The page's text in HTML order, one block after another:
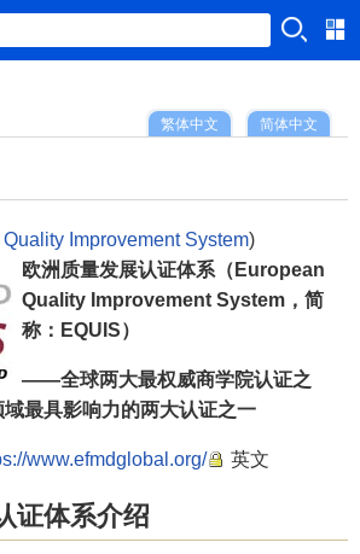
简体中文
繁体中文
Improvement System)
欧洲质量发展认证体系（European
Quality Improvement System，简
称：EQUIS）
——全球两大最权威商学院认证之
最具影响力的两大认证之一
www.efmdglobal.org/ 英文
证体系介绍